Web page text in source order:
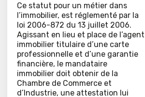
Ce statut pour un métier dans
l’immobilier, est réglementé par la
loi 2006-872 du 13 juillet 2006.
Agissant en lieu et place de l’agent
immobilier titulaire d’une carte
professionnelle et d’une garantie
financière, le mandataire
immobilier doit obtenir de la
Chambre de Commerce et
d’Industrie, une attestation lui